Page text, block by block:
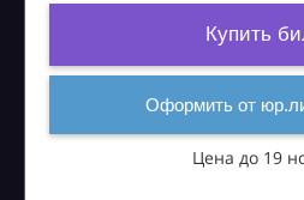
Купить
Оформить от
Цена до 19